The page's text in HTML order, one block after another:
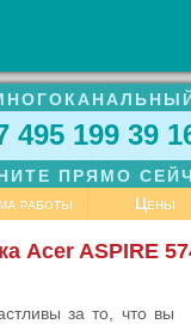
УСЛУГИ
БИЗНЕСУ
СТАТЬИ
495 199 39
ПРЯМО
работы Цены
Acer ASPIRE
за то, что вы